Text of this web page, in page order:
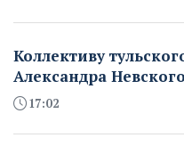
Коллективу
Александра Невского
17:02